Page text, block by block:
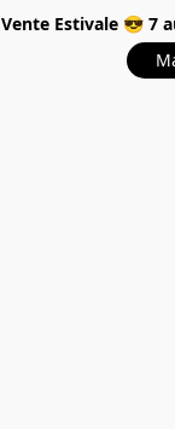
Vente Estivale 😎 7